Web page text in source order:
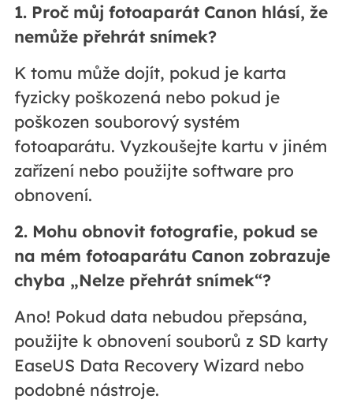
1. Proč můj fotoaparát Canon hlásí, že
nemůže přehrát snímek?
K tomu může dojít, pokud je karta
fyzicky poškozená nebo pokud je
poškozen souborový systém
fotoaparátu. Vyzkoušejte kartu v jiném
zařízení nebo použijte software pro
obnovení.
2. Mohu obnovit fotografie, pokud se
na mém fotoaparátu Canon zobrazuje
chyba „Nelze přehrát snímek“?
Ano! Pokud data nebudou přepsána,
použijte k obnovení souborů z SD karty
EaseUS Data Recovery Wizard nebo
podobné nástroje.